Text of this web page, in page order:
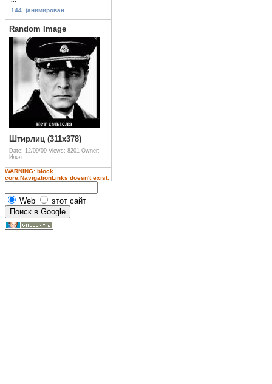
144. (анимирован...
Random Image
Штирлиц (311x378)
Date: 12/09/09 Views: 8201 Owner:
Илья
WARNING: block
core.NavigationLinks doesn't exist.
Web этот сайт